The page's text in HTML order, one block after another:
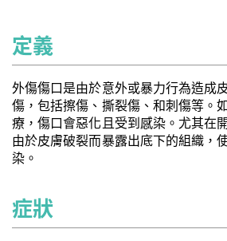
定義
外傷傷口是由於意外或暴力行為造成
傷，包括擦傷、撕裂傷、和刺傷等。
療，傷口會惡化且受到感染。尤其在
由於皮膚破裂而暴露出底下的組織，
染。
症狀